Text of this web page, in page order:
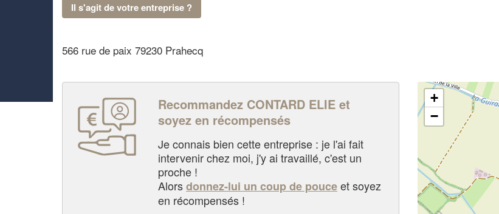
Il s'agit de votre entreprise ?
566 rue de paix 79230 Prahecq
Recommandez CONTARD ELIE et
soyez en récompensés
Je connais bien cette entreprise : je l'ai fait
intervenir chez moi, j'y ai travaillé, c'est un
proche !
Alorsdonnez-lui un coup de pouceet soyez
en récompensés !
+
−